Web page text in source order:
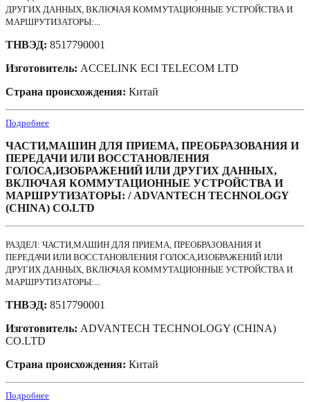
ДРУГИХ ДАННЫХ, ВКЛЮЧАЯ КОММУТАЦИОННЫЕ УСТРОЙСТВА И
МАРШРУТИЗАТОРЫ:...
ТНВЭД: 8517790001
Изготовитель: ACCELINK ECI TELECOM LTD
Страна происхождения: Китай
Подробнее
ЧАСТИ,МАШИН ДЛЯ ПРИЕМА, ПРЕОБРАЗОВАНИЯ И
ПЕРЕДАЧИ ИЛИ ВОССТАНОВЛЕНИЯ
ГОЛОСА,ИЗОБРАЖЕНИЙ ИЛИ ДРУГИХ ДАННЫХ,
ВКЛЮЧАЯ КОММУТАЦИОННЫЕ УСТРОЙСТВА И
МАРШРУТИЗАТОРЫ: / ADVANTECH TECHNOLOGY
(CHINA) CO.LTD
РАЗДЕЛ: ЧАСТИ,МАШИН ДЛЯ ПРИЕМА, ПРЕОБРАЗОВАНИЯ И
ПЕРЕДАЧИ ИЛИ ВОССТАНОВЛЕНИЯ ГОЛОСА,ИЗОБРАЖЕНИЙ ИЛИ
ДРУГИХ ДАННЫХ, ВКЛЮЧАЯ КОММУТАЦИОННЫЕ УСТРОЙСТВА И
МАРШРУТИЗАТОРЫ:...
ТНВЭД: 8517790001
Изготовитель: ADVANTECH TECHNOLOGY (CHINA)
CO.LTD
Страна происхождения: Китай
Подробнее